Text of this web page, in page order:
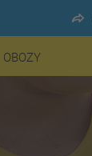
OBOZY